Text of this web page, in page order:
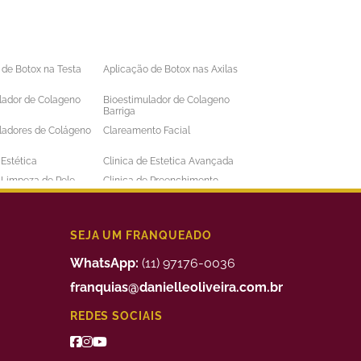
Botox na Testa
Aplicação de Botox nas Axilas
de Colageno
Bioestimulador de Colageno
Barriga
de Colágeno
Clareamento Facial
Clinica de Estetica Avançada
de Pele
Clinica de Preenchimento
Labial
Depilação a Laser Masculina
Preenchimento Facial Valor
Tratamento da Alopecia
de Bigode Chines
Tratamento de Celulite nas
SEJA UM FRANQUEADO
WhatsApp: (11) 97176-0036
franquias@danielleoliveira.com.br
REDES SOCIAIS